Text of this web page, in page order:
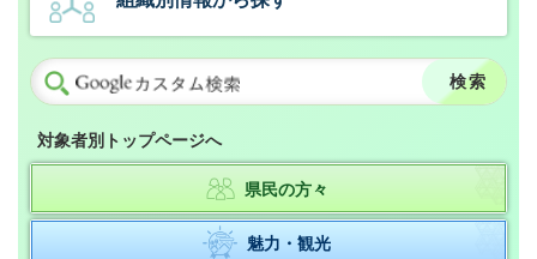
対象者別トップページへ
県民の方々
魅力・観光